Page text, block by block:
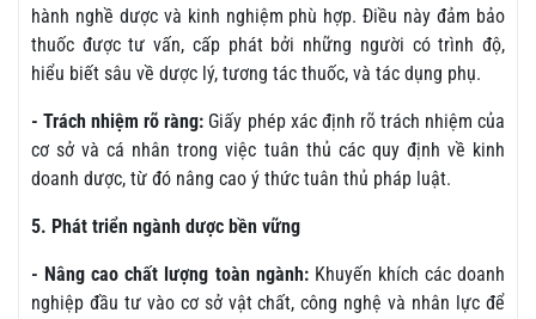
hành nghề dược và kinh nghiệm phù hợp. Điều này đảm bảo
thuốc được tư vấn, cấp phát bởi những người có trình độ,
hiểu biết sâu về dược lý, tương tác thuốc, và tác dụng phụ.
- Trách nhiệm rõ ràng: Giấy phép xác định rõ trách nhiệm của
cơ sở và cá nhân trong việc tuân thủ các quy định về kinh
doanh dược, từ đó nâng cao ý thức tuân thủ pháp luật.
5. Phát triển ngành dược bền vững
- Nâng cao chất lượng toàn ngành:Khuyến khích các doanh
nghiệp đầu tư vào cơ sở vật chất, công nghệ và nhân lực để